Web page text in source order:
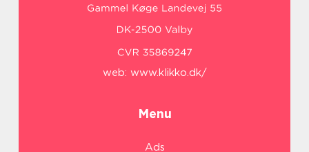
web: www.klikko.dk/
Menu
Ads